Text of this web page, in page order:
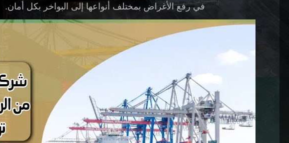
في رفع الأغراض بمختلف أنواعها إلى البواخر بكل أمان.